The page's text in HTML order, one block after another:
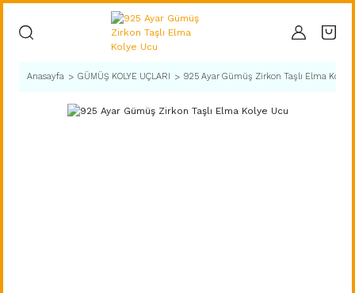
Anasayfa GÜMÜŞ KOLYE UÇLARI 925 Ayar Gümüş Zirkon Taşlı Elma Kolye